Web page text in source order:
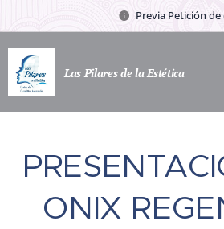
Previa Petición de
Las Pilares de la Estética
ONIX